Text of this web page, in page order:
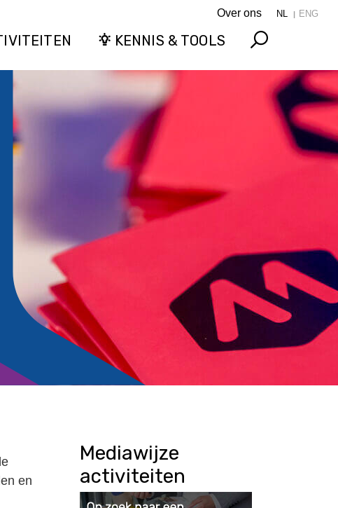
Over ons NL ENG
KENNIS & TOOLS
en
Mediawijze
activiteiten